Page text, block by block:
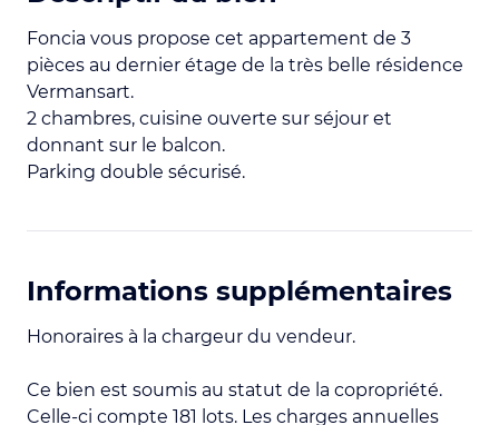
Foncia vous propose cet appartement de 3
pièces au dernier étage de la très belle résidence
Vermansart.
2 chambres, cuisine ouverte sur séjour et
donnant sur le balcon.
Parking double sécurisé.
Informations supplémentaires
Honoraires à la chargeur du vendeur.
Ce bien est soumis au statut de la copropriété.
Celle-ci compte 181 lots. Les charges annuelles